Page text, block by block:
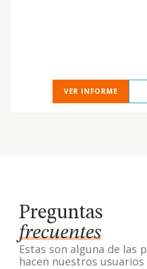
VER INFORME
Preguntas
frecuentes
Estas son alguna de las
hacen nuestros usuarios